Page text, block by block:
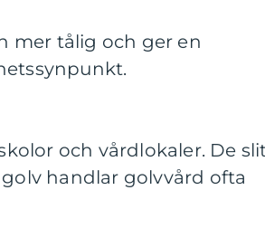
mer tålig och ger en
och vårdlokaler. De
handlar golvvård ofta